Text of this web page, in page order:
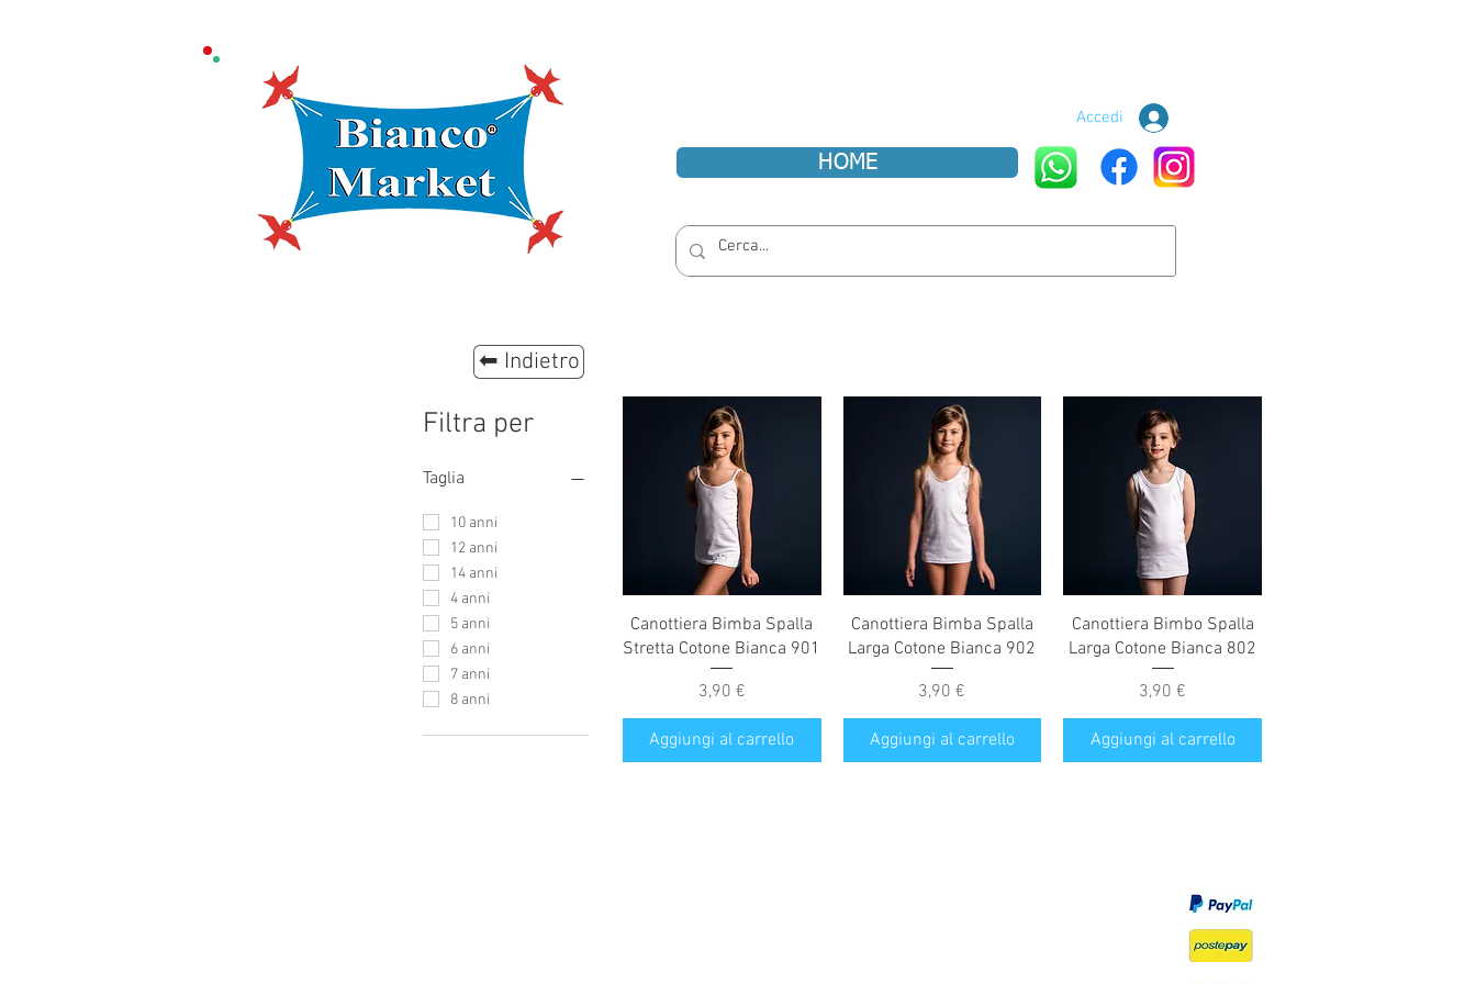
Accedi
HOME
⬅ Indietro
Filtra per
Taglia
10 anni
12 anni
14 anni
4 anni
5 anni
6 anni
7 anni
8 anni
Vista rapida
Canottiera Bimba Spalla
Stretta Cotone Bianca 901
Prezzo
3,90 €
Aggiungi al carrello
Vista rapida
Canottiera Bimba Spalla
Larga Cotone Bianca 902
Prezzo
3,90 €
Aggiungi al carrello
Vista rapida
Canottiera Bimbo Spalla
Larga Cotone Bianca 802
Prezzo
3,90 €
Aggiungi al carrello